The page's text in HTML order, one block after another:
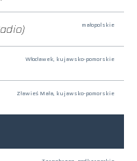
małopolskie
Włocławek, kujawsko-pomorskie
Zławieś Mała, kujawsko-pomorskie